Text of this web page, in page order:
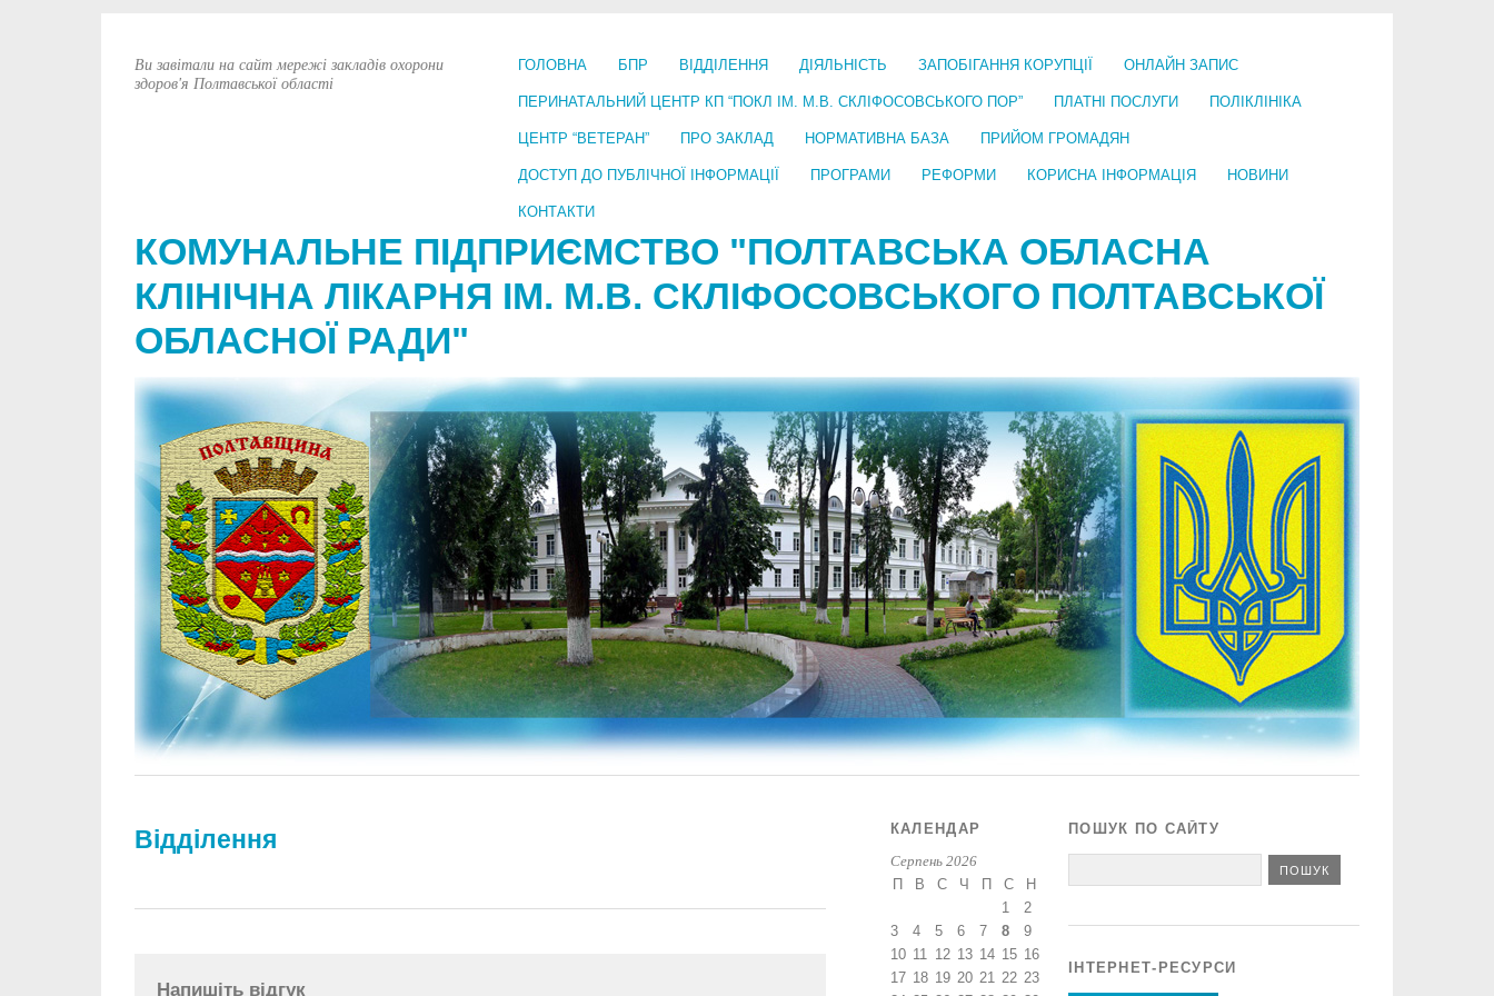
ГОЛОВНА БПР ВІДДІЛЕННЯ ДІЯЛЬНІСТЬ ЗАПОБІГАННЯ КОРУПЦІЇ ОНЛАЙН ЗАПИС
ПЕРИНАТАЛЬНИЙ ЦЕНТР КП “ПОКЛ ІМ. М.В. СКЛІФОСОВСЬКОГО ПОР” ПЛАТНІ ПОСЛУГИ ПОЛІКЛІНІКА
ЦЕНТР “ВЕТЕРАН” ПРО ЗАКЛАД НОРМАТИВНА БАЗА ПРИЙОМ ГРОМАДЯН
ДОСТУП ДО ПУБЛІЧНОЇ ІНФОРМАЦІЇ ПРОГРАМИ РЕФОРМИ КОРИСНА ІНФОРМАЦІЯ НОВИНИ
КОНТАКТИ
КОМУНАЛЬНЕ ПІДПРИЄМСТВО "ПОЛТАВСЬКА ОБЛАСНА
КЛІНІЧНА ЛІКАРНЯ ІМ. М.В. СКЛІФОСОВСЬКОГО ПОЛТАВСЬКОЇ
ОБЛАСНОЇ РАДИ"
Ви завітали на сайт мережі закладів охорони
здоров'я Полтавської області
Відділення
Напишіть відгук
КАЛЕНДАР
Серпень 2026
П В С Ч П С Н
1
2
3
4 5 6 7 8
9
10 11 12 13 14 15 16
17 18 19 20 21 22 23
ПОШУК ПО САЙТУ
ІНТЕРНЕТ-РЕСУРСИ